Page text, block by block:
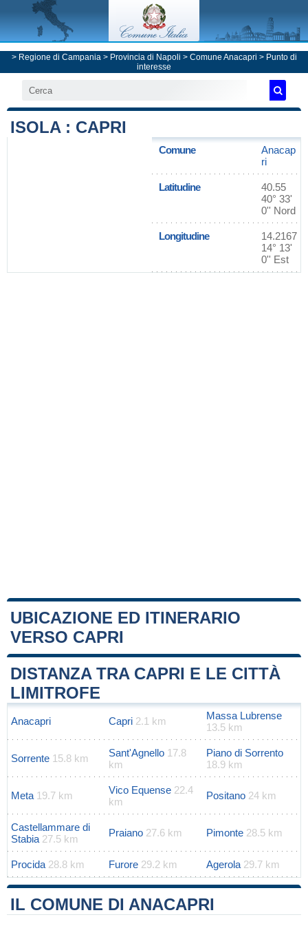
> Regione di Campania> Provincia di Napoli > Comune Anacapri > Punto di
interesse
ISOLA : CAPRI
Comune
Anacap
ri
Latitudine
40.55
40° 33'
0'' Nord
Longitudine
14.2167
14° 13'
0'' Est
UBICAZIONE ED ITINERARIO
VERSO CAPRI
+
−
Leaflet
DISTANZA TRA CAPRI E LE CITTÀ
LIMITROFE
Anacapri Capri 2.1 km
Massa Lubrense
13.5 km
Sorrente 15.8 km Sant'Agnello 17.8
km
Piano di Sorrento
18.9 km
Meta 19.7 km Vico Equense 22.4
km
Positano 24 km
Castellammare di
Stabia 27.5 km
Praiano 27.6 km Pimonte 28.5 km
Procida 28.8 km Furore 29.2 km Agerola 29.7 km
IL COMUNE DI ANACAPRI